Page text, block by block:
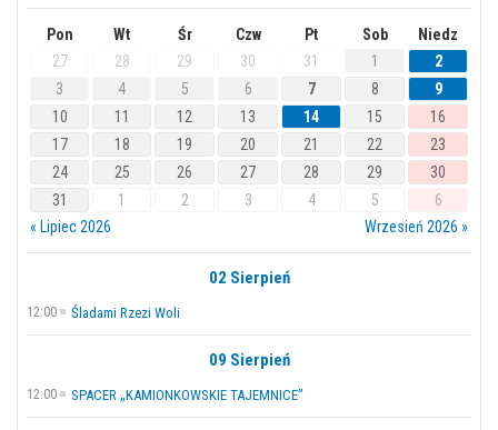
Pon Wt Śr Czw Pt Sob
Niedz
27
28 29 30 31 1
2
3
4 5 6 7 8
9
10
11 12 13 14 15
16
17
18 19 20 21 22
23
24
25 26 27 28 29
30
31
1 2 3 4 5
6
« Lipiec 2026
Wrzesień 2026 »
02 Sierpień
12:00 Śladami Rzezi Woli
09 Sierpień
12:00 SPACER „KAMIONKOWSKIE TAJEMNICE”